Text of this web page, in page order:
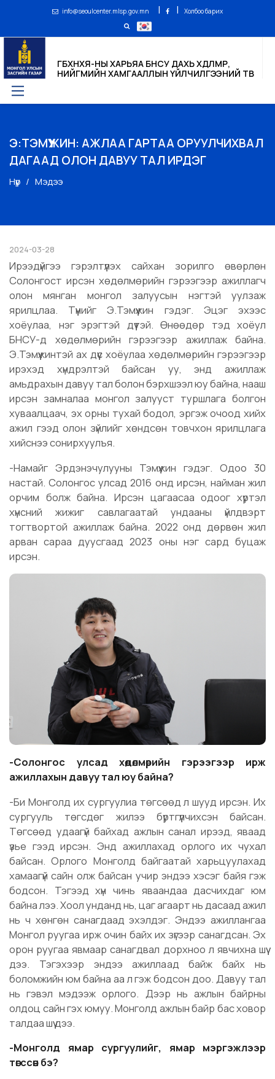
info@seoulcenter.mlsp.gov.mn | | Холбоо барих
ГБХНХЯ-НЫ ХАРЬЯА БНСУ ДАХЬ ХӨДӨЛМӨР,
НИЙГМИЙН ХАМГААЛЛЫН ҮЙЛЧИЛГЭЭНИЙ ТӨВ
Э:ТЭМҮҮЖИН: АЖЛАА ГАРТАА ОРУУЛЧИХВАЛ
ДАГААД ОЛОН ДАВУУ ТАЛ ИРДЭГ
Нүүр Мэдээ
2024-03-28
Ирээдүйгээ гэрэлтүүлэх сайхан зорилго өвөрлөн
Солонгост ирсэн хөдөлмөрийн гэрээгээр ажиллагч
олон мянган монгол залуусын нэгтэй уулзаж
ярилцлаа. Түүнийг Э.Тэмүүжин гэдэг. Эцэг эхээс
хоёулаа, нэг эрэгтэй дүүтэй. Өнөөдөр тэд хоёул
БНСУ-д хөдөлмөрийн гэрээгээр ажиллаж байна.
Э.Тэмүүжинтэй ах дүүс хоёулаа хөдөлмөрийн гэрээгээр
ирэхэд хүндрэлтэй байсан уу, энд ажиллаж
амьдрахын давуу тал болон бэрхшээл юу байна, нааш
ирсэн замналаа монгол залууст туршлага болгон
хуваалцаач, эх орны тухай бодол, эргэж очоод хийх
ажил гээд олон зүйлийг хөндсөн товчхон ярилцлага
хийснээ сонирхуулъя.
-Намайг Эрдэнэчулууны Тэмүүжин гэдэг. Одоо 30
настай. Солонгос улсад 2016 онд ирсэн, найман жил
орчим болж байна. Ирсэн цагаасаа одоог хүртэл
хүнсний жижиг савлагаатай ундааны үйлдвэрт
тогтвортой ажиллаж байна. 2022 онд дөрвөн жил
арван сараа дуусгаад 2023 оны нэг сард буцаж
ирсэн.
-Солонгос улсад хөдөлмөрийн гэрээгээр ирж
ажиллахын давуу тал юу байна?
-Би Монголд их сургуулиа төгсөөд л шууд ирсэн. Их
сургууль төгсдөг жилээ бүртгүүлчихсэн байсан.
Төгсөөд удаагүй байхад ажлын санал ирээд, яваад
үзье гээд ирсэн. Энд ажиллахад орлого их чухал
байсан. Орлого Монголд байгаатай харьцуулахад
хамаагүй сайн олж байсан учир эндээ хэсэг байя гэж
бодсон. Тэгээд хүн чинь яваандаа дасчихдаг юм
байна лээ. Хоол унданд нь, цаг агаарт нь дасаад ажил
нь ч хөнгөн санагдаад эхэлдэг. Эндээ ажиллангаа
Монгол руугаа ирж очин байх их зүгээр санагдсан. Эх
орон руугаа явмаар санагдвал дорхноо л явчихна шүү
дээ. Тэгэхээр эндээ ажиллаад байж байх нь
боломжийн юм байна аа л гэж бодсон доо. Давуу тал
нь гэвэл мэдээж орлого. Дээр нь ажлын байрны
олдоц сайн гэх юмуу. Монголд ажлын байр бас ховор
талдаа шүү дээ.
-Монголд ямар сургуулийг, ямар мэргэжлээр
төгссөн бэ?